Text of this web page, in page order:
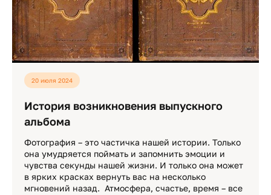
20 июля 2024
История возникновения выпускного
альбома
Фотография – это частичка нашей истории. Только
она умудряется поймать и запомнить эмоции и
чувства секунды нашей жизни. И только она может
в ярких красках вернуть вас на несколько
мгновений назад. Атмосфера, счастье, время – все